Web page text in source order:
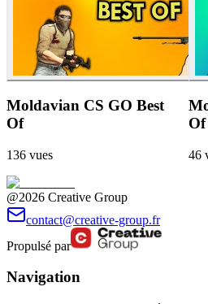
Moldavian CS GO Best
Of
136 vues
Of
46
@2026 Creative Group
contact@creative-group.fr
Propulsé par
Navigation